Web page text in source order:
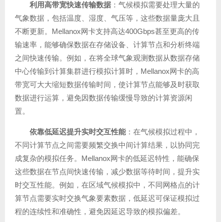
利用高带宽快速传输数据 ：气候模拟需要处理大量的
气象数据，包括温度、湿度、气压等，这些数据量庞大且
不断更新。Mellanox网卡支持高达400Gbps甚至更高的传
输速率，能够确保数据在存储设备、计算节点和分析终端
之间快速传输。例如，在将全球气象观测数据从数据存储
中心传输到计算集群进行模拟计算时，Mellanox网卡的高
带宽可大大缩短数据传输时间，使计算节点能够及时获取
数据进行运算，避免因数据传输缓慢导致的计算资源闲
置。
依靠低延迟提升实时交互性能 ：在气候模拟过程中，
不同计算节点之间需要频繁交换中间计算结果，以协同完
成复杂的模拟任务。Mellanox网卡的低延迟特性，能确保
这些数据在节点间快速传输，减少数据等待时间，提升实
时交互性能。例如，在区域气候模拟中，不同网格点的计
算节点需要实时交换气象要素数据，低延迟可保证模拟过
程的连续性和准确性，避免因延迟导致的模拟偏差。